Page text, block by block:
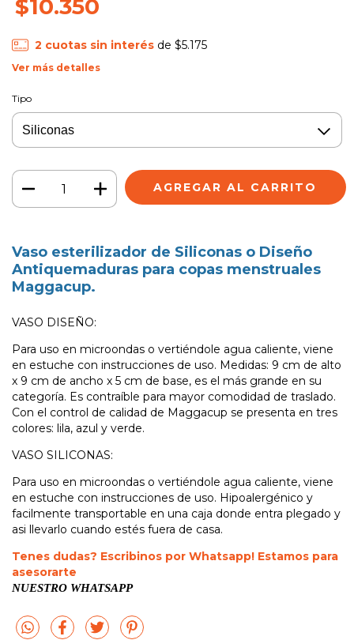
$10.350
2 cuotas sin interésde $5.175
Ver más detalles
Tipo
Vaso esterilizador de Siliconas o Diseño
Antiquemaduras para copas menstruales
Maggacup.
VASO DISEÑO:
Para uso en microondas o vertiéndole agua caliente, viene
en estuche con instrucciones de uso. Medidas: 9 cm de alto
x 9 cm de ancho x 5 cm de base, es el más grande en su
categoría. Es contraíble para mayor comodidad de traslado.
Con el control de calidad de Maggacup se presenta en tres
colores: lila, azul y verde.
VASO SILICONAS:
Para uso en microondas o vertiéndole agua caliente, viene
en estuche con instrucciones de uso. Hipoalergénico y
facilmente transportable en una caja donde entra plegado y
asi llevarlo cuando estés fuera de casa.
Tenes dudas? Escribinos por Whatsapp! Estamos para
asesorarte
NUESTRO WHATSAPP